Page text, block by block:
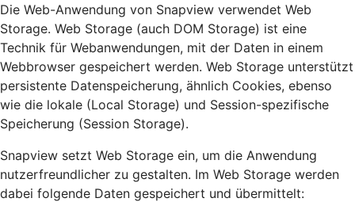
Die Web-Anwendung von Snapview verwendet Web
Storage. Web Storage (auch DOM Storage) ist eine
Technik für Webanwendungen, mit der Daten in einem
Webbrowser gespeichert werden. Web Storage unterstützt
persistente Datenspeicherung, ähnlich Cookies, ebenso
wie die lokale (Local Storage) und Session-spezifische
Speicherung (Session Storage).
Snapview setzt Web Storage ein, um die Anwendung
nutzerfreundlicher zu gestalten. Im Web Storage werden
dabei folgende Daten gespeichert und übermittelt: